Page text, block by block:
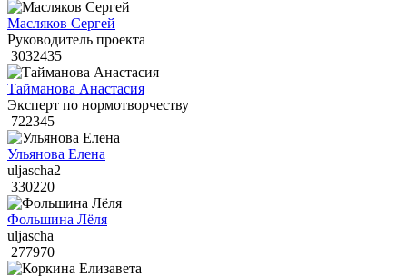
Масляков Сергей
Руководитель проекта
3032435
Тайманова Анастасия
Эксперт по нормотворчеству
722345
Ульянова Елена
uljascha2
330220
Фольшина Лёля
uljascha
277970